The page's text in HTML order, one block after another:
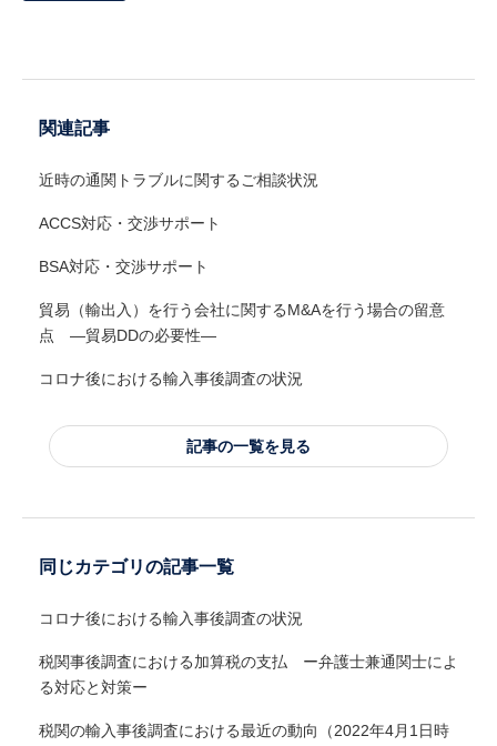
関連記事
近時の通関トラブルに関するご相談状況
ACCS対応・交渉サポート
BSA対応・交渉サポート
貿易（輸出入）を行う会社に関するM&Aを行う場合の留意
点 ―貿易DDの必要性―
コロナ後における輸入事後調査の状況
記事の一覧を見る
同じカテゴリの記事一覧
コロナ後における輸入事後調査の状況
税関事後調査における加算税の支払 ー弁護士兼通関士によ
る対応と対策ー
税関の輸入事後調査における最近の動向（2022年4月1日時